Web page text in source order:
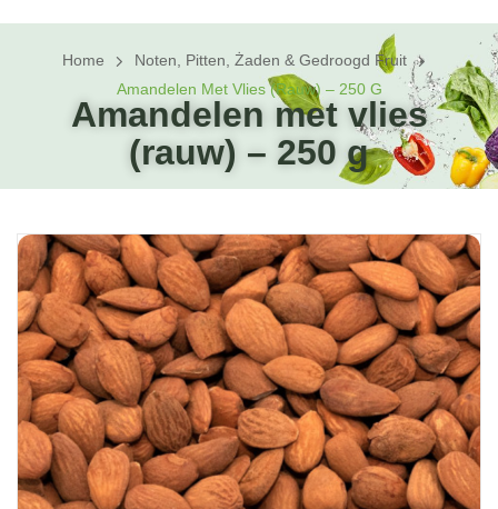
Home
Noten, Pitten, Żaden & Gedroogd Fruit
Amandelen Met Vlies (rauw) – 250 G
Amandelen met vlies
(rauw) – 250 g